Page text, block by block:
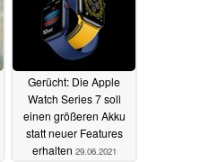
Gerücht: Die Apple
Watch Series 7 soll
einen größeren Akku
statt neuer Features
erhalten 29.06.2021